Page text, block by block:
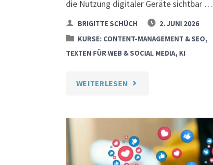
die Nutzung digitaler Geräte sichtbar …
BRIGITTE SCHÜCH
2. JUNI 2026
KURSE: CONTENT-MANAGEMENT & SEO,
TEXTEN FÜR WEB & SOCIAL MEDIA, KI
WEITERLESEN "DATENSCHUTZ
DIGITALE
KOMPETENZ